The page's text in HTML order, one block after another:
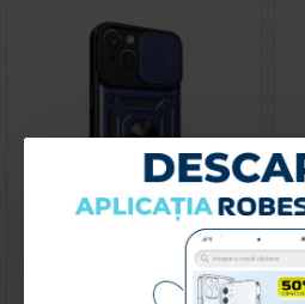
Husa spate pentru iPhone 13 - Slide Case Albastru Inchis
69.90 lei